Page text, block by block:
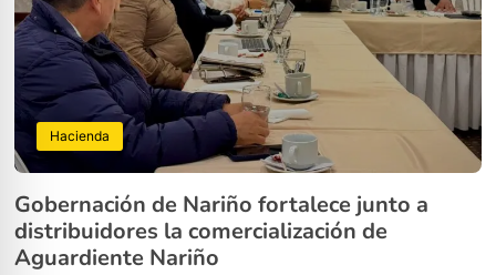
Hacienda
Gobernación de Nariño fortalece junto a
distribuidores la comercialización de
Aguardiente Nariño